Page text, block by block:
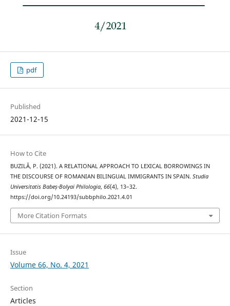
pdf
Published
2021-12-15
How to Cite
BUZILĂ, P. (2021). A RELATIONAL APPROACH TO LEXICAL BORROWINGS IN
THE DISCOURSE OF ROMANIAN BILINGUAL IMMIGRANTS IN SPAIN. Studia
Universitatis Babeș-Bolyai Philologia, 66(4), 13–32.
https://doi.org/10.24193/subbphilo.2021.4.01
More Citation Formats
Issue
Volume 66, No. 4, 2021
Section
Articles